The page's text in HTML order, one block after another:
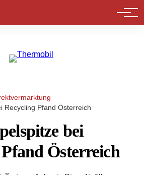
Recycling Pfand Österreich
bei
Österreich